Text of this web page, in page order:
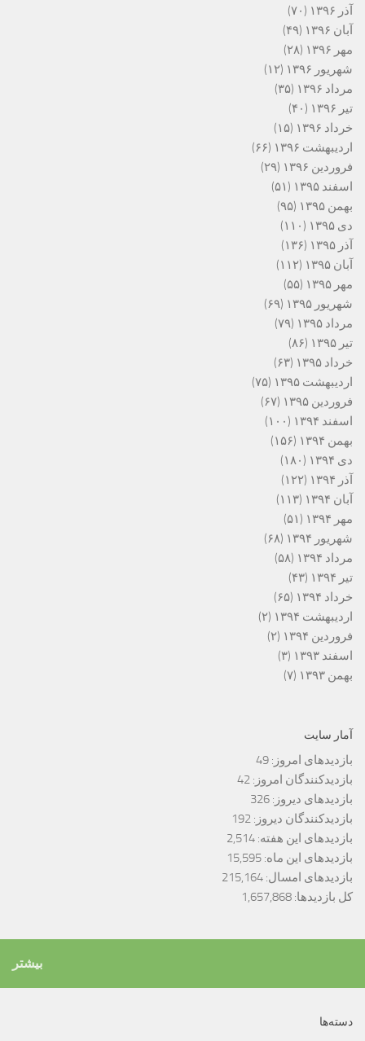
آذر ۱۳۹۶
(۷۰)
آبان ۱۳۹۶
(۴۹)
مهر ۱۳۹۶
(۲۸)
شهریور ۱۳۹۶
(۱۲)
مرداد ۱۳۹۶
(۳۵)
تیر ۱۳۹۶
(۴۰)
خرداد ۱۳۹۶
(۱۵)
اردیبهشت ۱۳۹۶
(۶۶)
فروردین ۱۳۹۶
(۲۹)
اسفند ۱۳۹۵
(۵۱)
بهمن ۱۳۹۵
(۹۵)
دی ۱۳۹۵
(۱۱۰)
آذر ۱۳۹۵
(۱۳۶)
آبان ۱۳۹۵
(۱۱۲)
مهر ۱۳۹۵
(۵۵)
شهریور ۱۳۹۵
(۶۹)
مرداد ۱۳۹۵
(۷۹)
تیر ۱۳۹۵
(۸۶)
خرداد ۱۳۹۵
(۶۳)
اردیبهشت ۱۳۹۵
(۷۵)
فروردین ۱۳۹۵
(۶۷)
اسفند ۱۳۹۴
(۱۰۰)
بهمن ۱۳۹۴
(۱۵۶)
دی ۱۳۹۴
(۱۸۰)
آذر ۱۳۹۴
(۱۲۲)
آبان ۱۳۹۴
(۱۱۳)
مهر ۱۳۹۴
(۵۱)
شهریور ۱۳۹۴
(۶۸)
مرداد ۱۳۹۴
(۵۸)
تیر ۱۳۹۴
(۴۳)
خرداد ۱۳۹۴
(۶۵)
اردیبهشت ۱۳۹۴
(۲)
فروردین ۱۳۹۴
(۲)
اسفند ۱۳۹۳
(۳)
بهمن ۱۳۹۳
(۷)
آمار سایت
بازدیدهای امروز: 49
بازدیدکنندگان امروز: 42
بازدیدهای دیروز: 326
بازدیدکنندگان دیروز: 192
بازدیدهای این هفته: 2,514
بازدیدهای این ماه: 15,595
بازدیدهای امسال: 215,164
کل بازدیدها: 1,657,868
بیشتر
دسته‌ها